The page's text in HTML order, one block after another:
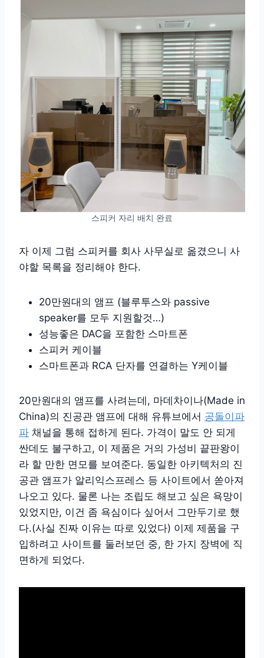
스피커 자리 배치 완료
자 이제 그럼 스피커를 회사 사무실로 옮겼으니 사
야할 목록을 정리해야 한다.
20만원대의 앰프 (블루투스와 passive
speaker를 모두 지원할것…)
성능좋은 DAC을 포함한 스마트폰
스피커 케이블
스마트폰과 RCA 단자를 연결하는 Y케이블
20만원대의 앰프를 사려는데, 마데차이나(Made in
China)의 진공관 앰프에 대해 유튜브에서 공돌이파
파 채널을 통해 접하게 된다. 가격이 말도 안 되게
싼데도 불구하고, 이 제품은 거의 가성비 끝판왕이
라 할 만한 면모를 보여준다. 동일한 아키텍처의 진
공관 앰프가 알리익스프레스 등 사이트에서 쏟아져
나오고 있다. 물론 나는 조립도 해보고 싶은 욕망이
있었지만, 이건 좀 욕심이다 싶어서 그만두기로 했
다.(사실 진짜 이유는 따로 있었다) 이제 제품을 구
입하려고 사이트를 둘러보던 중, 한 가지 장벽에 직
면하게 되었다.